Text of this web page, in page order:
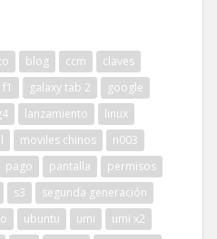
blog ccm
claves
galaxy tab 2
google
lanzamiento
linux
moviles chinos
n003
pago pantalla
permisos
s3
segunda generación
ubuntu umi
umi x2